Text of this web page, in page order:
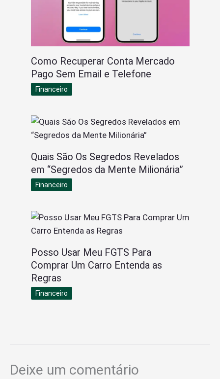
Como Recuperar Conta Mercado
Pago Sem Email e Telefone
Financeiro
Quais São Os Segredos Revelados
em “Segredos da Mente Milionária”
Financeiro
Posso Usar Meu FGTS Para
Comprar Um Carro Entenda as
Regras
Financeiro
Deixe um comentário